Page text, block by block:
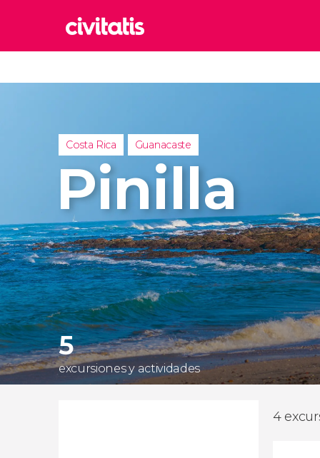
Italia
Turquía
Costa Rica Guanacaste
Pinilla
5
excursiones y actividades
4